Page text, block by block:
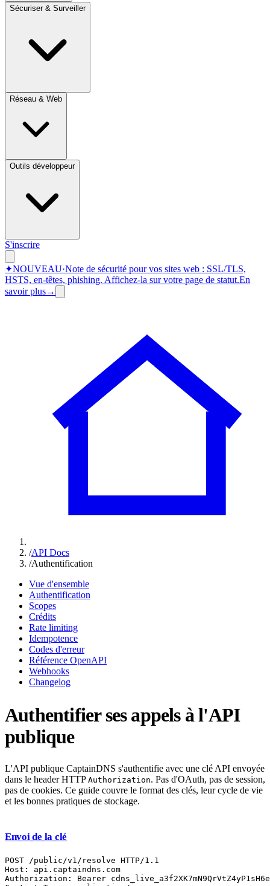
Sécuriser & Surveiller
Réseau & Web
Outils développeur
S'inscrire
✦NOUVEAU·Note de sécurité pour vos sites web : SSL/TLS,
HSTS, en-têtes, phishing. Affichez-la sur votre page de statut.En
savoir plus→
/API Docs
/Authentification
Vue d'ensemble
Authentification
Scopes
Crédits
Rate limiting
Idempotence
Codes d'erreur
Référence OpenAPI
Webhooks
Changelog
Authentifier ses appels à l'API
publique
L'API publique CaptainDNS s'authentifie avec une clé API envoyée
dans le header HTTP Authorization. Pas d'OAuth, pas de session,
pas de cookies. Ce guide couvre le format des clés, leur cycle de vie
et les bonnes pratiques de stockage.
Envoi de la clé
POST /public/v1/resolve HTTP/1.1
Host: api.captaindns.com
Authorization: Bearer